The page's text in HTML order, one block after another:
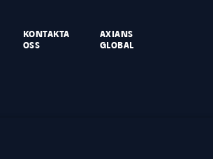
KONTAKTA
OSS
AXIANS
GLOBAL